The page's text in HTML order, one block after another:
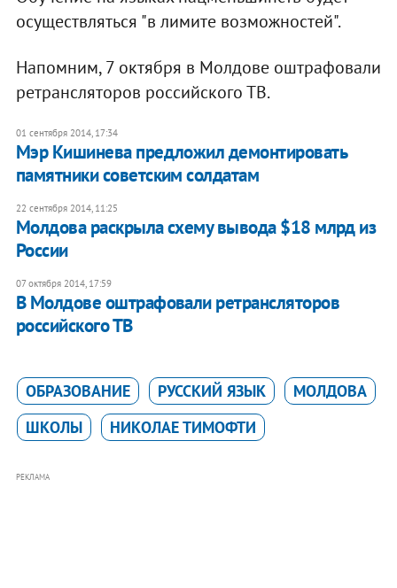
осуществляться "в лимите возможностей".
Напомним, 7 октября в Молдове оштрафовали
ретрансляторов российского ТВ.
01 сентября 2014, 17:34
Мэр Кишинева предложил демонтировать
памятники советским солдатам
22 сентября 2014, 11:25
Молдова раскрыла схему вывода $18 млрд из
России
07 октября 2014, 17:59
В Молдове оштрафовали ретрансляторов
российского ТВ
ОБРАЗОВАНИЕ РУССКИЙ ЯЗЫК
МОЛДОВА
ШКОЛЫ
НИКОЛАЕ ТИМОФТИ
РЕКЛАМА